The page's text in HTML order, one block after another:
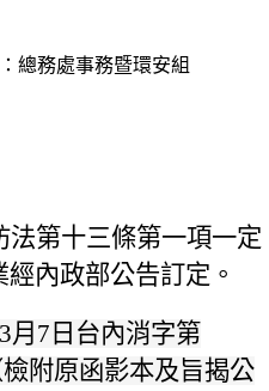
總務處事務暨環安組
法第十三條第一項一定
內政部公告訂定。
月7日台內消字第
附原函影本及旨揭公